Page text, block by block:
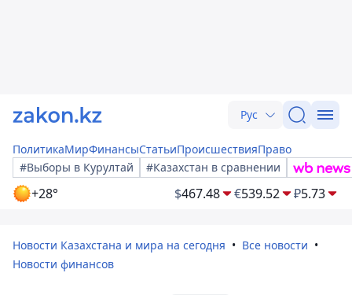
Рус
ПолитикаМирФинансыСтатьиПроисшествияПраво
#Выборы в Курултай
#Казахстан в сравнении
+28° $467.48 €539.52 ₽5.73
Новости Казахстана и мира на сегодня
Все новости
Новости финансов